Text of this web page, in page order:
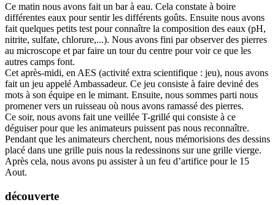
Ce matin nous avons fait un bar à eau. Cela constate à boire
différentes eaux pour sentir les différents goûts. Ensuite nous avons
fait quelques petits test pour connaître la composition des eaux (pH,
nitrite, sulfate, chlorure,...). Nous avons fini par observer des pierres
au microscope et par faire un tour du centre pour voir ce que les
autres camps font.
Cet après-midi, en AES (activité extra scientifique : jeu), nous avons
fait un jeu appelé Ambassadeur. Ce jeu consiste à faire deviné des
mots à son équipe en le mimant. Ensuite, nous sommes parti nous
promener vers un ruisseau où nous avons ramassé des pierres.
Ce soir, nous avons fait une veillée T-grillé qui consiste à ce
déguiser pour que les animateurs puissent pas nous reconnaître.
Pendant que les animateurs cherchent, nous mémorisions des dessins
placé dans une grille puis nous la redessinons sur une grille vierge.
Après cela, nous avons pu assister à un feu d’artifice pour le 15
Aout.
découverte